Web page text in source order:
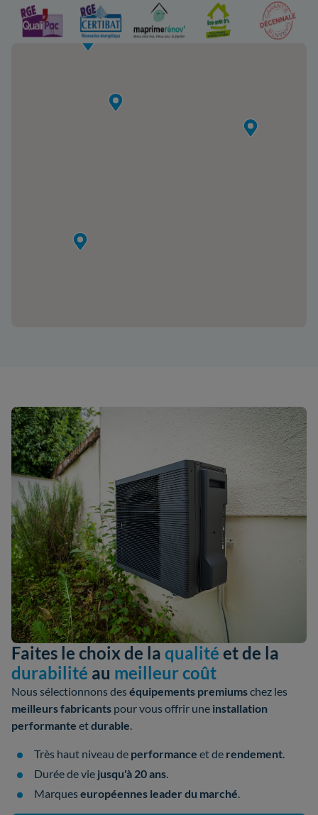
Faites le choix de la qualité et de la
durabilité au meilleur coût
Nous sélectionnons deséquipements premiumschez les
meilleurs fabricants pour vous offrir une installation
performante etdurable.
Très haut niveau de performance et de rendement.
Durée de vie jusqu'à 20 ans.
Marqueseuropéennes leader du marché.